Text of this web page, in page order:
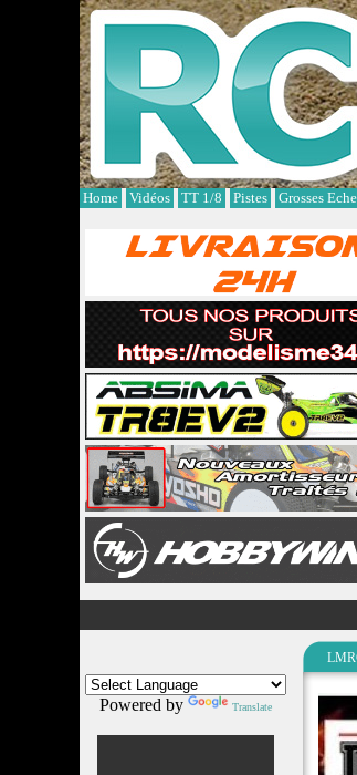
Home Vidéos TT 1/8 Pistes Grosses
Powered by Translate
Cookies management panel